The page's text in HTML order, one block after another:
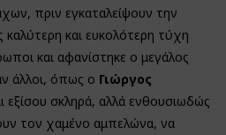
πριν εγκαταλείψουν την
και ευκολότερη τύχη
και αφανίστηκε ο μεγάλος
άλλοι, όπως ο Γιώργος
εξίσου σκληρά, αλλά ενθουσιωδώς
τον χαμένο αμπελώνα, να